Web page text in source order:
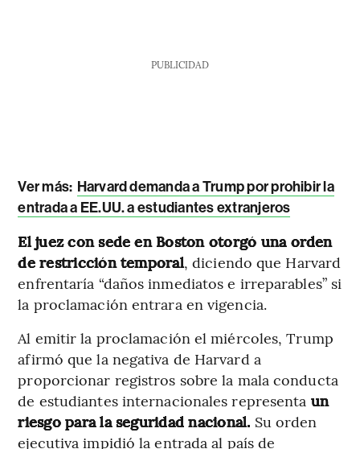
PUBLICIDAD
Ver más: Harvard demanda a Trump por prohibir la
entrada a EE.UU. a estudiantes extranjeros
El juez con sede en Boston otorgó una orden
de restricción temporal, diciendo que Harvard
enfrentaría “daños inmediatos e irreparables” si
la proclamación entrara en vigencia.
Al emitir la proclamación el miércoles, Trump
afirmó que la negativa de Harvard a
proporcionar registros sobre la mala conducta
de estudiantes internacionales representa un
riesgo para la seguridad nacional. Su orden
ejecutiva impidió la entrada al país de